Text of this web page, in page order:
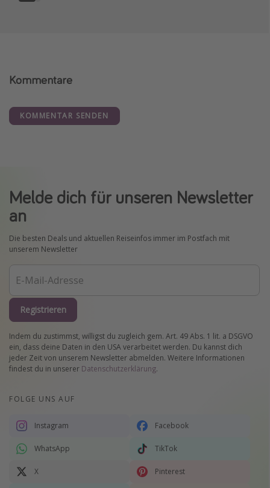
Kommentare
KOMMENTAR SENDEN
Melde dich für unseren Newsletter
an
Die besten Deals und aktuellen Reiseinfos immer im Postfach mit
unserem Newsletter
Registrieren
Indem du zustimmst, willigst du zugleich gem. Art. 49 Abs. 1 lit. a DSGVO
ein, dass deine Daten in den USA verarbeitet werden. Du kannst dich
jeder Zeit von unserem Newsletter abmelden. Weitere Informationen
findest du in unserer Datenschutzerklärung.
FOLGE UNS AUF
Instagram Facebook
WhatsApp TikTok
X Pinterest